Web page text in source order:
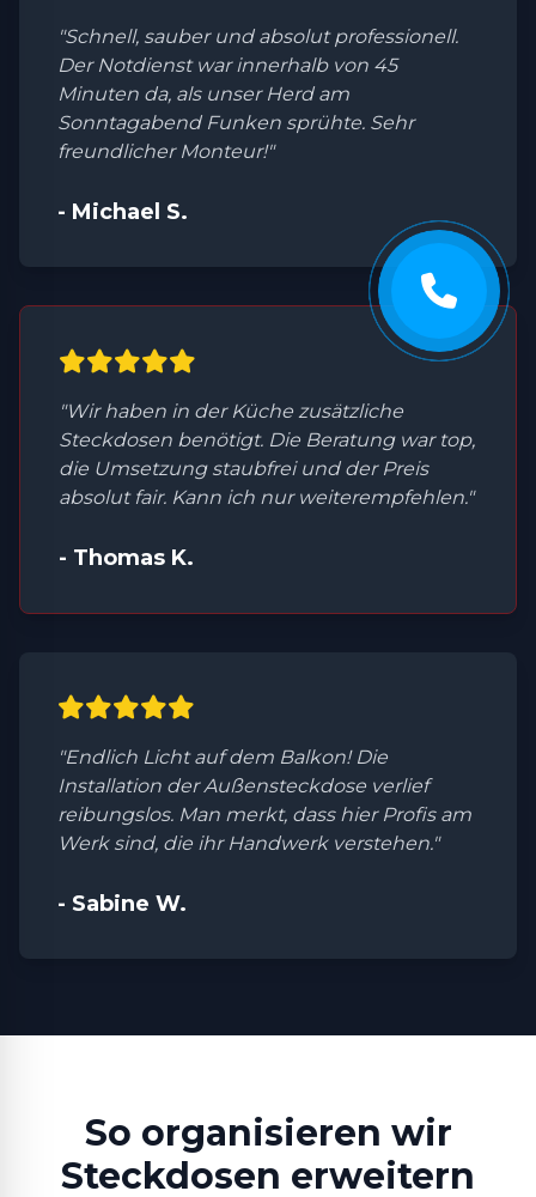
"Schnell, sauber und absolut professionell.
Der Notdienst war innerhalb von 45
Minuten da, als unser Herd am
Sonntagabend Funken sprühte. Sehr
freundlicher Monteur!"
- Michael S.
"Wir haben in der Küche zusätzliche
Steckdosen benötigt. Die Beratung war top,
die Umsetzung staubfrei und der Preis
absolut fair. Kann ich nur weiterempfehlen."
- Thomas K.
"Endlich Licht auf dem Balkon! Die
Installation der Außensteckdose verlief
reibungslos. Man merkt, dass hier Profis am
Werk sind, die ihr Handwerk verstehen."
- Sabine W.
So organisieren wir
Steckdosen erweitern